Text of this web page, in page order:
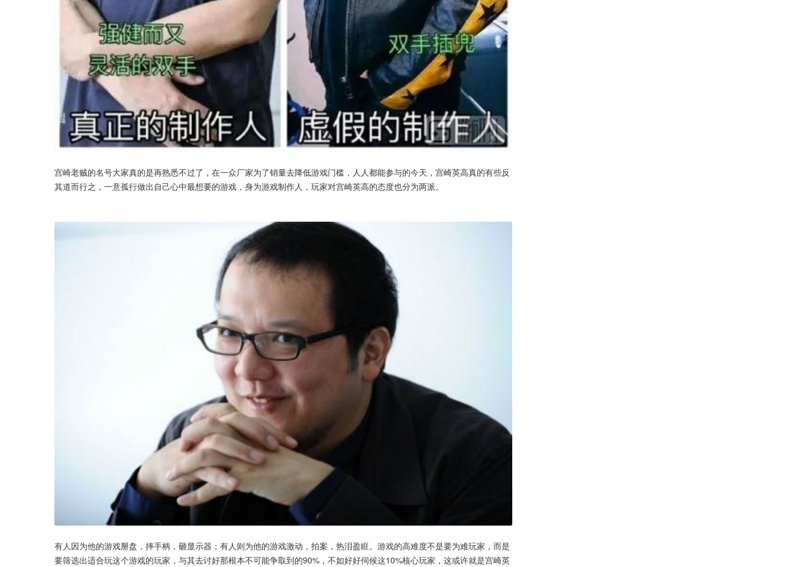
宫崎老贼的名号大家真的是再熟悉不过了，在一众厂家为了销量去降低游戏门槛，人人都能参与的今天，宫崎英高真的有些反
其道而行之，一意孤行做出自己心中最想要的游戏，身为游戏制作人，玩家对宫崎英高的态度也分为两派。
有人因为他的游戏掰盘，摔手柄，砸显示器；有人则为他的游戏激动，拍案，热泪盈眶。游戏的高难度不是要为难玩家，而是
要筛选出适合玩这个游戏的玩家，与其去讨好那根本不可能争取到的90%，不如好好伺候这10%核心玩家，这或许就是宫崎英